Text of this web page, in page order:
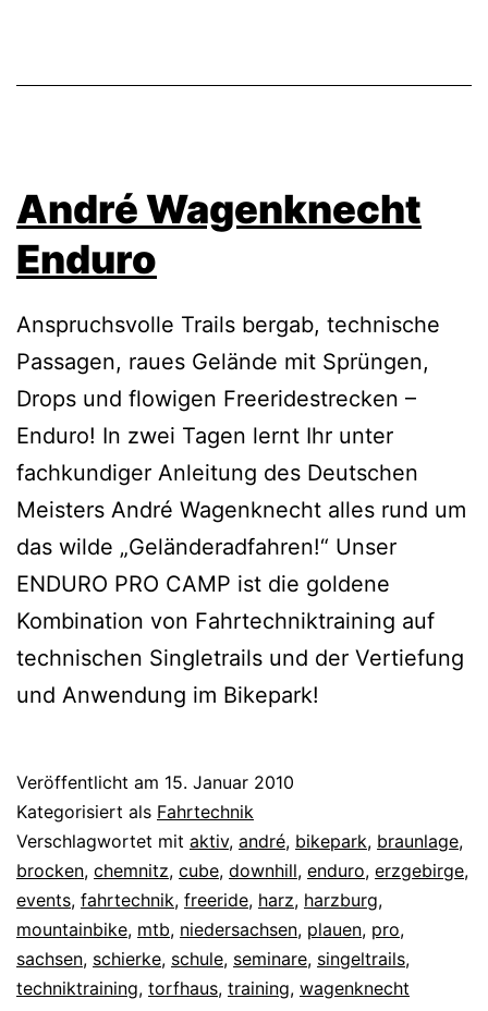
André Wagenknecht
Enduro
Anspruchsvolle Trails bergab, technische
Passagen, raues Gelände mit Sprüngen,
Drops und flowigen Freeridestrecken –
Enduro! In zwei Tagen lernt Ihr unter
fachkundiger Anleitung des Deutschen
Meisters André Wagenknecht alles rund um
das wilde „Geländeradfahren!“ Unser
ENDURO PRO CAMP ist die goldene
Kombination von Fahrtechniktraining auf
technischen Singletrails und der Vertiefung
und Anwendung im Bikepark!
Veröffentlicht am 15. Januar 2010
Kategorisiert als Fahrtechnik
Verschlagwortet mit aktiv, andré, bikepark, braunlage,
brocken, chemnitz, cube, downhill, enduro, erzgebirge,
events, fahrtechnik, freeride, harz, harzburg,
mountainbike, mtb, niedersachsen, plauen, pro,
sachsen, schierke, schule, seminare, singeltrails,
techniktraining, torfhaus, training, wagenknecht